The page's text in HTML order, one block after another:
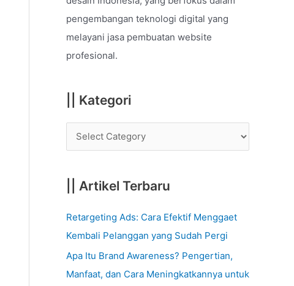
o
r
:
pengembangan teknologi digital yang
melayani jasa pembuatan website
profesional.
|| Kategori
|| Artikel Terbaru
Retargeting Ads: Cara Efektif Menggaet
Kembali Pelanggan yang Sudah Pergi
Apa Itu Brand Awareness? Pengertian,
Manfaat, dan Cara Meningkatkannya untuk